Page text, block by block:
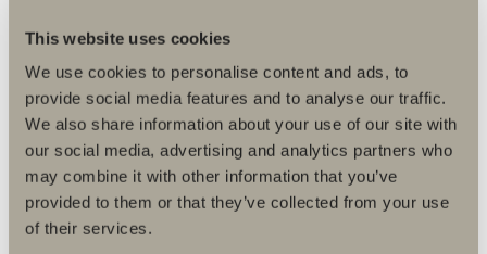
This website uses cookies
We use cookies to personalise content and ads, to
provide social media features and to analyse our traffic.
We also share information about your use of our site with
our social media, advertising and analytics partners who
may combine it with other information that you’ve
provided to them or that they’ve collected from your use
of their services.
GÅ TILL PRODUKT
Nyhet
Jura
Varm stenlook med mjuk struktur och tidlös harmoni.